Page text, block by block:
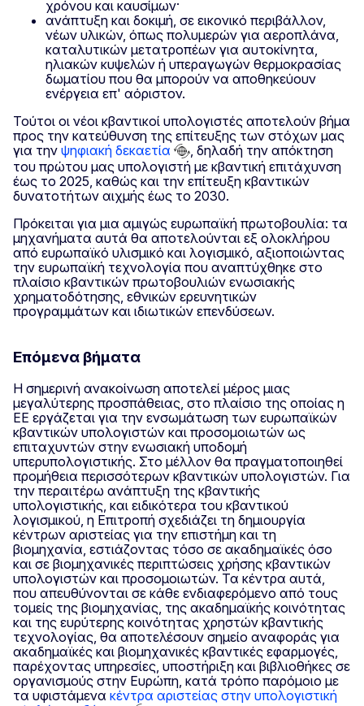
χρόνου και καυσίμων·
ανάπτυξη και δοκιμή, σε εικονικό περιβάλλον,
νέων υλικών, όπως πολυμερών για αεροπλάνα,
καταλυτικών μετατροπέων για αυτοκίνητα,
ηλιακών κυψελών ή υπεραγωγών θερμοκρασίας
δωματίου που θα μπορούν να αποθηκεύουν
ενέργεια επ' αόριστον.
Τούτοι οι νέοι κβαντικοί υπολογιστές αποτελούν βήμα
προς την κατεύθυνση της επίτευξης των στόχων μας
για την ψηφιακή δεκαετία
, δηλαδή την απόκτηση
του πρώτου μας υπολογιστή με κβαντική επιτάχυνση
έως το 2025, καθώς και την επίτευξη κβαντικών
δυνατοτήτων αιχμής έως το 2030.
Πρόκειται για μια αμιγώς ευρωπαϊκή πρωτοβουλία: τα
μηχανήματα αυτά θα αποτελούνται εξ ολοκλήρου
από ευρωπαϊκό υλισμικό και λογισμικό, αξιοποιώντας
την ευρωπαϊκή τεχνολογία που αναπτύχθηκε στο
πλαίσιο κβαντικών πρωτοβουλιών ενωσιακής
χρηματοδότησης, εθνικών ερευνητικών
προγραμμάτων και ιδιωτικών επενδύσεων.
Επόμενα βήματα
Η σημερινή ανακοίνωση αποτελεί μέρος μιας
μεγαλύτερης προσπάθειας, στο πλαίσιο της οποίας η
ΕΕ εργάζεται για την ενσωμάτωση των ευρωπαϊκών
κβαντικών υπολογιστών και προσομοιωτών ως
επιταχυντών στην ενωσιακή υποδομή
υπερυπολογιστικής. Στο μέλλον θα πραγματοποιηθεί
προμήθεια περισσότερων κβαντικών υπολογιστών. Για
την περαιτέρω ανάπτυξη της κβαντικής
υπολογιστικής, και ειδικότερα του κβαντικού
λογισμικού, η Επιτροπή σχεδιάζει τη δημιουργία
κέντρων αριστείας για την επιστήμη και τη
βιομηχανία, εστιάζοντας τόσο σε ακαδημαϊκές όσο
και σε βιομηχανικές περιπτώσεις χρήσης κβαντικών
υπολογιστών και προσομοιωτών. Τα κέντρα αυτά,
που απευθύνονται σε κάθε ενδιαφερόμενο από τους
τομείς της βιομηχανίας, της ακαδημαϊκής κοινότητας
και της ευρύτερης κοινότητας χρηστών κβαντικής
τεχνολογίας, θα αποτελέσουν σημείο αναφοράς για
ακαδημαϊκές και βιομηχανικές κβαντικές εφαρμογές,
παρέχοντας υπηρεσίες, υποστήριξη και βιβλιοθήκες σε
οργανισμούς στην Ευρώπη, κατά τρόπο παρόμοιο με
τα υφιστάμενα κέντρα αριστείας στην υπολογιστική